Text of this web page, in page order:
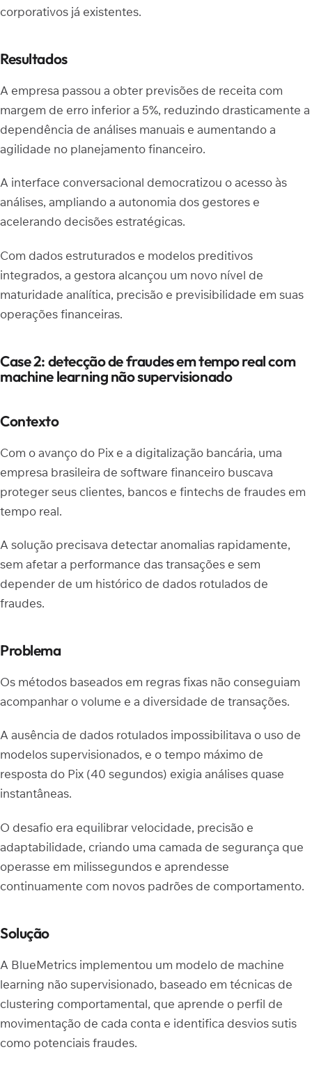
corporativos já existentes.
Resultados
A empresa passou a obter previsões de receita com
margem de erro inferior a 5%, reduzindo drasticamente a
dependência de análises manuais e aumentando a
agilidade no planejamento financeiro.
A interface conversacional democratizou o acesso às
análises, ampliando a autonomia dos gestores e
acelerando decisões estratégicas.
Com dados estruturados e modelos preditivos
integrados, a gestora alcançou um novo nível de
maturidade analítica, precisão e previsibilidade em suas
operações financeiras.
Case 2: detecção de fraudes em tempo real com
machine learning não supervisionado
Contexto
Com o avanço do Pix e a digitalização bancária, uma
empresa brasileira de software financeiro buscava
proteger seus clientes, bancos e fintechs de fraudes em
tempo real.
A solução precisava detectar anomalias rapidamente,
sem afetar a performance das transações e sem
depender de um histórico de dados rotulados de
fraudes.
Problema
Os métodos baseados em regras fixas não conseguiam
acompanhar o volume e a diversidade de transações.
A ausência de dados rotulados impossibilitava o uso de
modelos supervisionados, e o tempo máximo de
resposta do Pix (40 segundos) exigia análises quase
instantâneas.
O desafio era equilibrar velocidade, precisão e
adaptabilidade, criando uma camada de segurança que
operasse em milissegundos e aprendesse
continuamente com novos padrões de comportamento.
Solução
A BlueMetrics implementou um modelo de machine
learning não supervisionado, baseado em técnicas de
clustering comportamental, que aprende o perfil de
movimentação de cada conta e identifica desvios sutis
como potenciais fraudes.